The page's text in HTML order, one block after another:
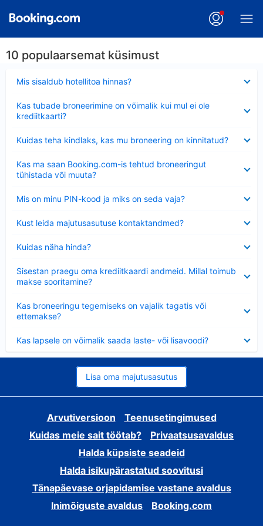
10 populaarsemat küsimust
Mis sisaldub hotellitoa hinnas?
Kas tubade broneerimine on võimalik kui mul ei ole
krediitkaarti?
Kuidas teha kindlaks, kas mu broneering on kinnitatud?
Kas ma saan Booking.com-is tehtud broneeringut
tühistada või muuta?
Mis on minu PIN-kood ja miks on seda vaja?
Kust leida majutusasutuse kontaktandmed?
Kuidas näha hinda?
Sisestan praegu oma krediitkaardi andmeid. Millal toimub
makse sooritamine?
Kas broneeringu tegemiseks on vajalik tagatis või
ettemakse?
Kas lapsele on võimalik saada laste- või lisavoodi?
Lisa oma majutusasutus
Arvutiversioon
Teenusetingimused
Kuidas meie sait töötab?
Privaatsusavaldus
Halda küpsiste seadeid
Halda isikupärastatud soovitusi
Tänapäevase orjapidamise vastane avaldus
Inimõiguste avaldus
Booking.com